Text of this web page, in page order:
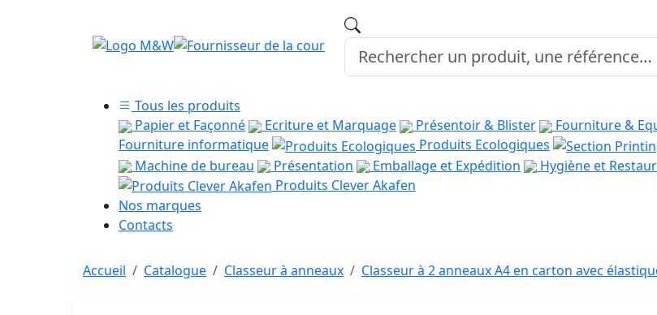
Tous les produits
Papier et Façonné
Ecriture et Marquage Présentoir & Blister Fourniture &
Fourniture informatique
Produits Ecologiques
Machine de bureau
Présentation Emballage et Expédition Hygiène et
Produits Clever Akafen
Nos marques
Contacts
Accueil Catalogue Classeur à anneaux Classeur à 2 anneaux A4 en carton avec